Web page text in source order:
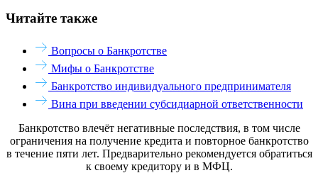
Читайте также
Вопросы о Банкротстве
Мифы о Банкротстве
Банкротство индивидуального предпринимателя
Вина при введении субсидиарной ответственности
Банкротство влечёт негативные последствия, в том числе
ограничения на получение кредита и повторное банкротство
в течение пяти лет. Предварительно рекомендуется обратиться
к своему кредитору и в МФЦ.